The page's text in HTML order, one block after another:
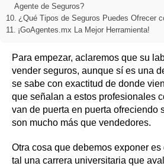
Agente de Seguros?
¿Qué Tipos de Seguros Puedes Ofrecer
¡GoAgentes.mx La Mejor Herramienta!
Para empezar, aclaremos que su
vender seguros, aunque sí es una
se sabe con exactitud de donde
que señalan a estos profesionales
van de puerta en puerta ofreciendo
son mucho más que vendedores.
Otra cosa que debemos exponer
tal una carrera universitaria que